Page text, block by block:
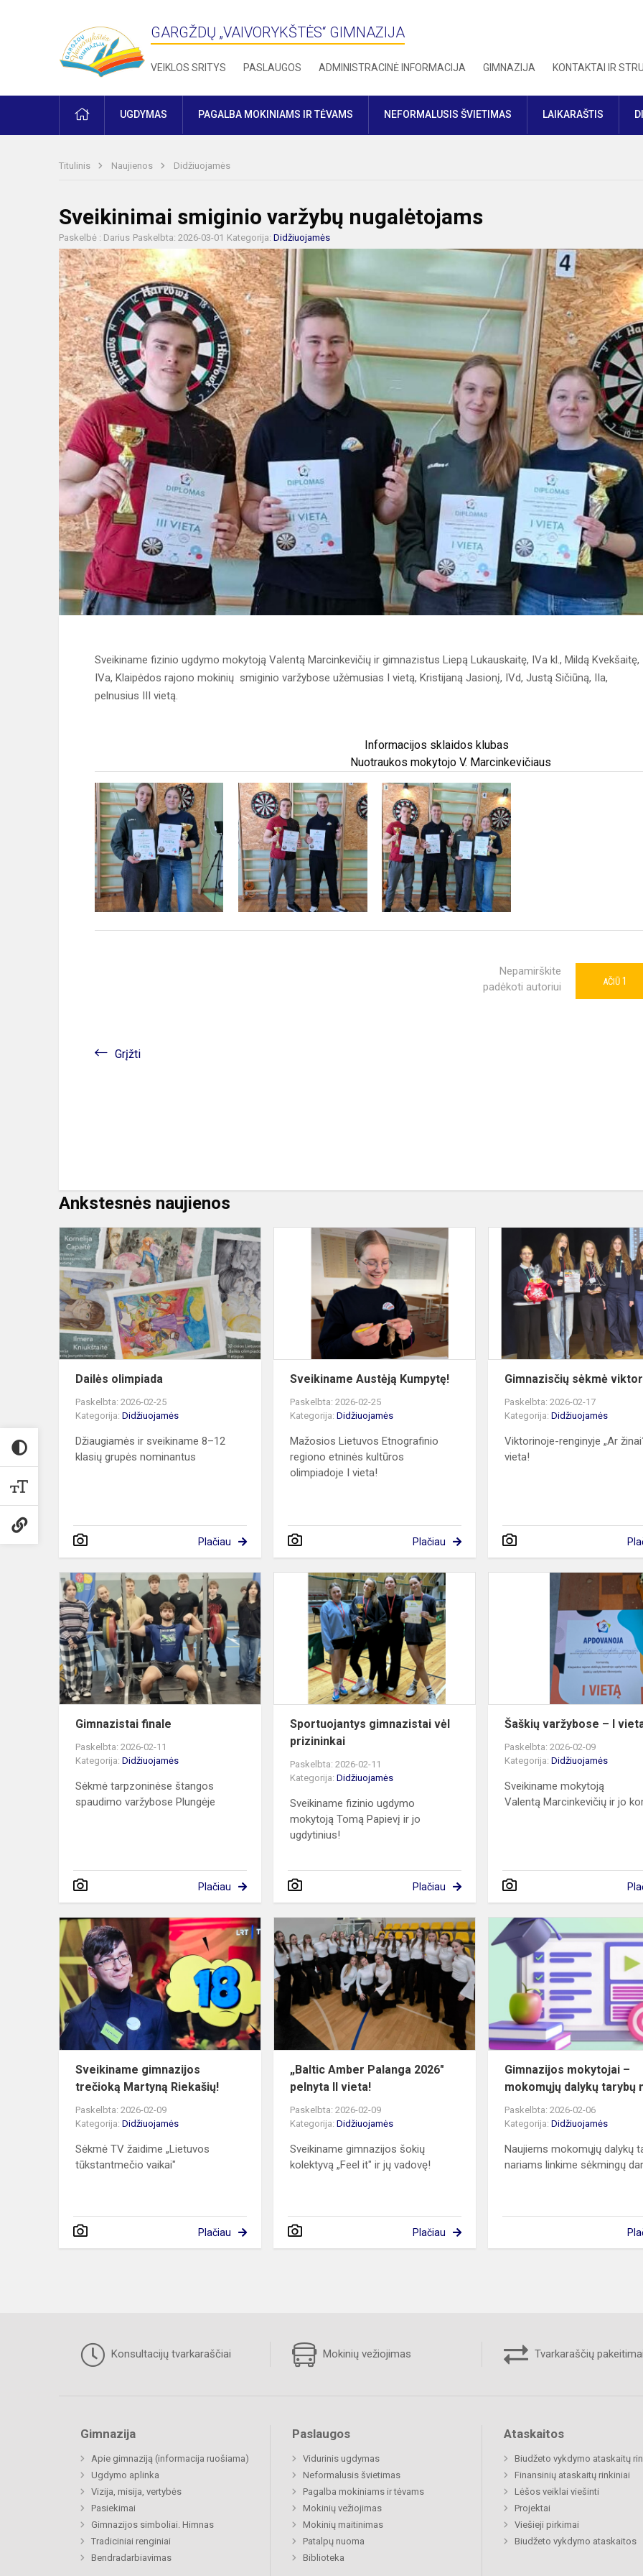
GARGŽDŲ „VAIVORYKŠTĖS“ GIMNAZIJA
VEIKLOS SRITYS PASLAUGOS ADMINISTRACINĖ INFORMACIJA GIMNAZIJA KONTAKTAI IR
PRADŽIAUGDYMAS PAGALBA MOKINIAMS IR TĖVAMS NEFORMALUSIS ŠVIETIMAS LAIKARAŠTIS
Titulinis Naujienos Didžiuojamės
Sveikinimai smiginio varžybų nugalėtojams
Paskelbė : Darius Paskelbta: 2026-03-01 Kategorija: Didžiuojamės
Sveikiname fizinio ugdymo mokytoją Valentą Marcinkevičių ir gimnazistus Liepą Lukauskaitę, IVa kl., Mildą Kvekšaitę,
IVa, Klaipėdos rajono mokinių smiginio varžybose užėmusias I vietą, Kristijaną Jasionį, IVd, Justą Sičiūną, IIa,
pelnusius III vietą.
Informacijos sklaidos klubas
Nuotraukos mokytojo V. Marcinkevičiaus
Nepamirškite
padėkoti autoriui
AČIŪ 1
Grįžti
Ankstesnės naujienos
Dailės
olimpiada
Dailės olimpiada
Paskelbta: 2026-02-25
Kategorija: Didžiuojamės
Džiaugiamės ir sveikiname 8–12
klasių grupės nominantus
Plačiau
Kumpytę!
Sveikiname Austėją Kumpytę!
Paskelbta: 2026-02-25
Kategorija:Didžiuojamės
Mažosios Lietuvos Etnografinio
regiono etninės kultūros
olimpiadoje I vieta!
Plačiau
Gimnazisčių sėkmė
Paskelbta: 2026-02-17
Kategorija:Didžiuojamės
Viktorinoje-renginyje „Ar
vieta!
Gimnazistai
finale
Gimnazistai finale
Paskelbta: 2026-02-11
Kategorija: Didžiuojamės
Sėkmė tarpzoninėse štangos
spaudimo varžybose Plungėje
Plačiau
Sportuojantys gimnazistai vėl
prizininkai
Paskelbta: 2026-02-11
Kategorija:Didžiuojamės
Sveikiname fizinio ugdymo
mokytoją Tomą Papievį ir jo
ugdytinius!
Plačiau
Šaškių varžybose – I
Paskelbta: 2026-02-09
Kategorija:Didžiuojamės
Sveikiname mokytoją
Valentą Marcinkevičių ir jo
gimnazijos
trečioką
Martyną
Riekašių!
Sveikiname gimnazijos
trečioką Martyną Riekašių!
Paskelbta: 2026-02-09
Kategorija: Didžiuojamės
Sėkmė TV žaidime „Lietuvos
tūkstantmečio vaikai"
Plačiau
„Baltic
Amber
Palanga
2026"
pelnyta
II
vieta!
„Baltic Amber Palanga 2026"
pelnyta II vieta!
Paskelbta: 2026-02-09
Kategorija:Didžiuojamės
Sveikiname gimnazijos šokių
kolektyvą „Feel it" ir jų vadovę!
Plačiau
Gimnazijos mokytojai –
mokomųjų dalykų tarybų
Paskelbta: 2026-02-06
Kategorija:Didžiuojamės
Naujiems mokomųjų dalykų
nariams linkime sėkmingų
Konsultacijų tvarkaraščiai Mokinių vežiojimas Tvarkaraščių pakeitimai
Gimnazija
Apie gimnaziją (informacija ruošiama)
Ugdymo aplinka
Vizija, misija, vertybės
Pasiekimai
Gimnazijos simboliai. Himnas
Tradiciniai renginiai
Bendradarbiavimas
Paslaugos
Vidurinis ugdymas
Neformalusis švietimas
Pagalba mokiniams ir tėvams
Mokinių vežiojimas
Mokinių maitinimas
Patalpų nuoma
Biblioteka
Ataskaitos
Biudžeto vykdymo ataskaitų
Finansinių ataskaitų rinkiniai
Lėšos veiklai viešinti
Projektai
Viešieji pirkimai
Biudžeto vykdymo ataskaitos